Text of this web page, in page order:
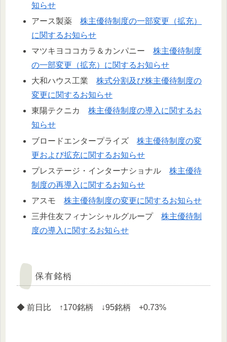
知らせ
アース製薬株主優待制度の一部変更（拡充）
に関するお知らせ
マツキヨココカラ＆カンパニー株主優待制度
の一部変更（拡充）に関するお知らせ
大和ハウス工業株式分割及び株主優待制度の
変更に関するお知らせ
東陽テクニカ株主優待制度の導入に関するお
知らせ
ブロードエンタープライズ株主優待制度の変
更および拡充に関するお知らせ
プレステージ・インターナショナル株主優待
制度の再導入に関するお知らせ
アスモ株主優待制度の変更に関するお知らせ
三井住友フィナンシャルグループ株主優待制
度の導入に関するお知らせ
保有銘柄
◆ 前日比 ↑170銘柄 ↓95銘柄 +0.73%